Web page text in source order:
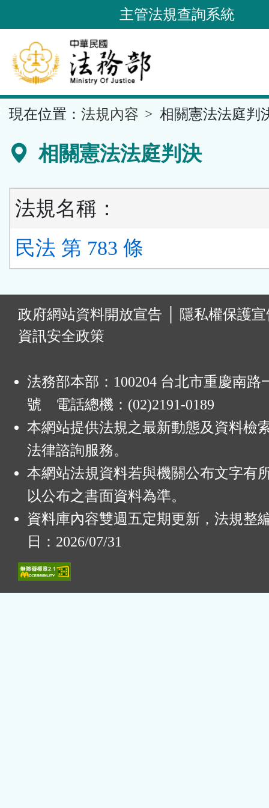
到
要
內
容
區
主管法規查詢系統
現在位置： 法規內容 相關憲法法庭判
相關憲法法庭判決
法規名稱：
民法 第 783 條
政府網站資料開放宣告
隱私權保護
資訊安全政策
法務部本部：100204 台北市重慶南路
號 電話總機：(02)2191-0189
本網站提供法規之最新動態及資料檢
法律諮詢服務。
本網站法規資料若與機關公布文字有
以公布之書面資料為準。
資料庫內容雙週五定期更新，法規整
日：2026/07/31